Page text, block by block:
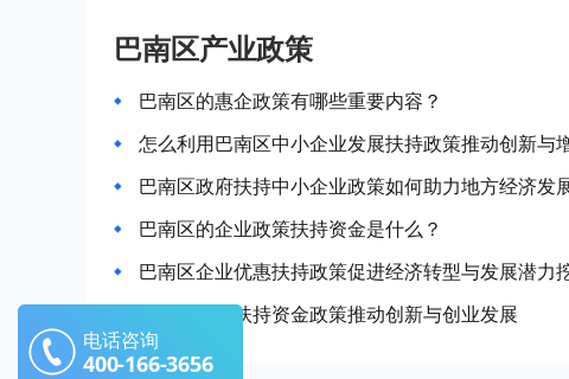
巴南区产业政策
巴南区的惠企政策有哪些重要内容？
怎么利用巴南区中小企业发展扶持政策推动创新与
巴南区政府扶持中小企业政策如何助力地方经济发
巴南区的企业政策扶持资金是什么？
巴南区企业优惠扶持政策促进经济转型与发展潜力
巴南区企业扶持资金政策推动创新与创业发展
电话咨询
400-166-3656